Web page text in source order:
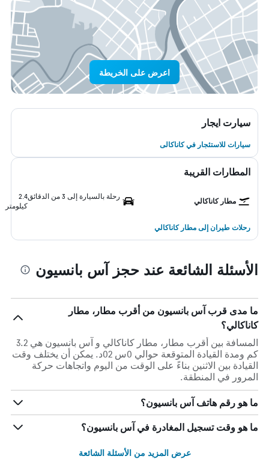
اعرض على الخريطة
سيارت ايجار
سيارات للاستئجار في كاناكالى
المطارات القريبة
مطار كاناكالي
رحلة بالسيارة إلى 3 من الدقائق
2.4
كيلومتر
رحلات طيران إلى مطار كاناكالي
الأسئلة الشائعة عند حجز آس بانسيون
ما مدى قرب آس بانسيون من أقرب مطار، مطار
كاناكالي؟
المسافة بين أقرب مطار، مطار كاناكالي و آس بانسيون هي 3.2
كم ومدة القيادة المتوقعة حوالي 0س 02د. يمكن أن يختلف وقت
القيادة بين الاثنين بناءً على الوقت من اليوم واتجاهات حركة
المرور في المنطقة.
ما هو رقم هاتف آس بانسيون؟
ما هو وقت تسجيل المغادرة في آس بانسيون؟
عرض المزيد من الأسئلة الشائعة